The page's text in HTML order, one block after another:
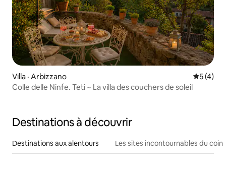
Villa · Arbizzano Note
5 (4)
Colle delle Ninfe. Teti ~ La villa des couchers de soleil
Destinations à découvrir
Destinations aux alentours Les sites incontournables du coin